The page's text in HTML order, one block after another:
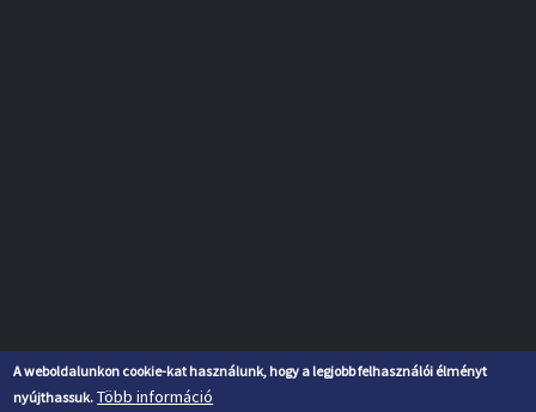
A weboldalunkon cookie-kat használunk, hogy a legjobb felhasználói élményt
nyújthassuk. Több információ